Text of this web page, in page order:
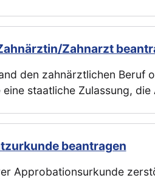
Zahnarzt
den zahnärztlichen Beruf
staatliche Zulassung,
beantragen
Approbationsurkunde